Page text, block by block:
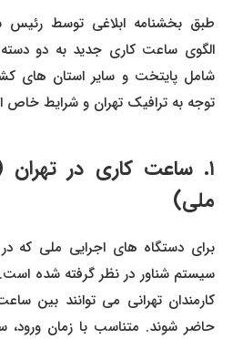
طبق بخشنامه ابلاغی توسط رئیس
الگوی ساعت کاری جدید به دو
شامل پایتخت و سایر استان های
توجه به ترافیک تهران و شرایط خاص
۱. ساعت کاری در تهران
ملی)
برای دستگاه های اجرایی ملی که در
سیستم شناور در نظر گرفته شده است.
حاضر شوند. متناسب با زمان ورود،